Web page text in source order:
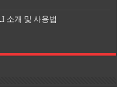
소개 및 사용법